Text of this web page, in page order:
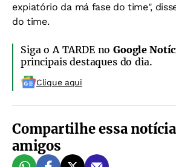
expiatório da má fase do time",
do time.
Siga o A TARDE noGoogle
principais destaques do dia.
Clique aqui
Compartilhe essa
amigos